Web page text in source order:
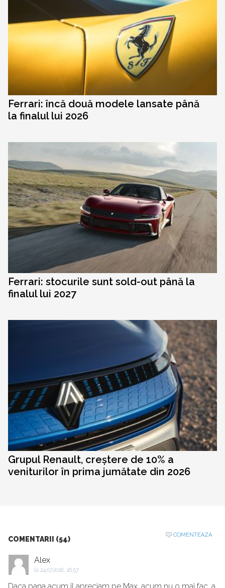
Ferrari: încă două modele lansate până
la finalul lui 2026
Ferrari: stocurile sunt sold-out până la
finalul lui 2027
Grupul Renault, creștere de 10% a
veniturilor în prima jumătate din 2026
COMENTARII (54)
COMENTEAZA
Alex
la 24.07.2016, 16:57